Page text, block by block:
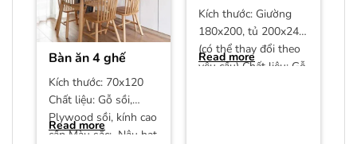
Bàn ăn 4 ghế
Kích thước: 70x120
Chất liệu: Gỗ sồi,
Plywood sồi, kính cao
cấp Màu sắc: Nâu hạt
Read more
Kích thước: Giường
180x200, tủ 200x240
(có thể thay đổi theo
yêu cầu) Chất liệu: Gỗ
Read more